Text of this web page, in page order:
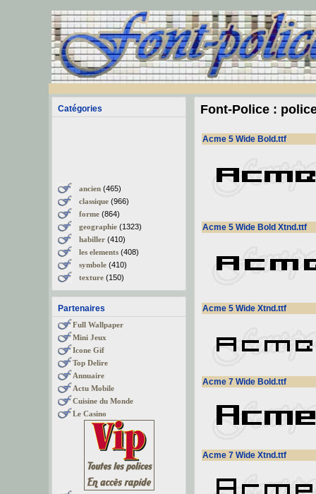
Catégories
ancien(465)
classique(966)
forme(864)
geographie(1323)
habiller(410)
les elements(408)
symbole(410)
texture(150)
Partenaires
Full Wallpaper
Mini Jeux
Icone Gif
Top Delire
Annuaire
Actu Mobile
Cuisine du Monde
Le Casino
Font-Police :
Acme 5 Wide Bold.ttf
Acme 5 Wide Bold Xtnd.ttf
Acme 5 Wide Xtnd.ttf
Acme 7 Wide Bold.ttf
Acme 7 Wide Xtnd.ttf